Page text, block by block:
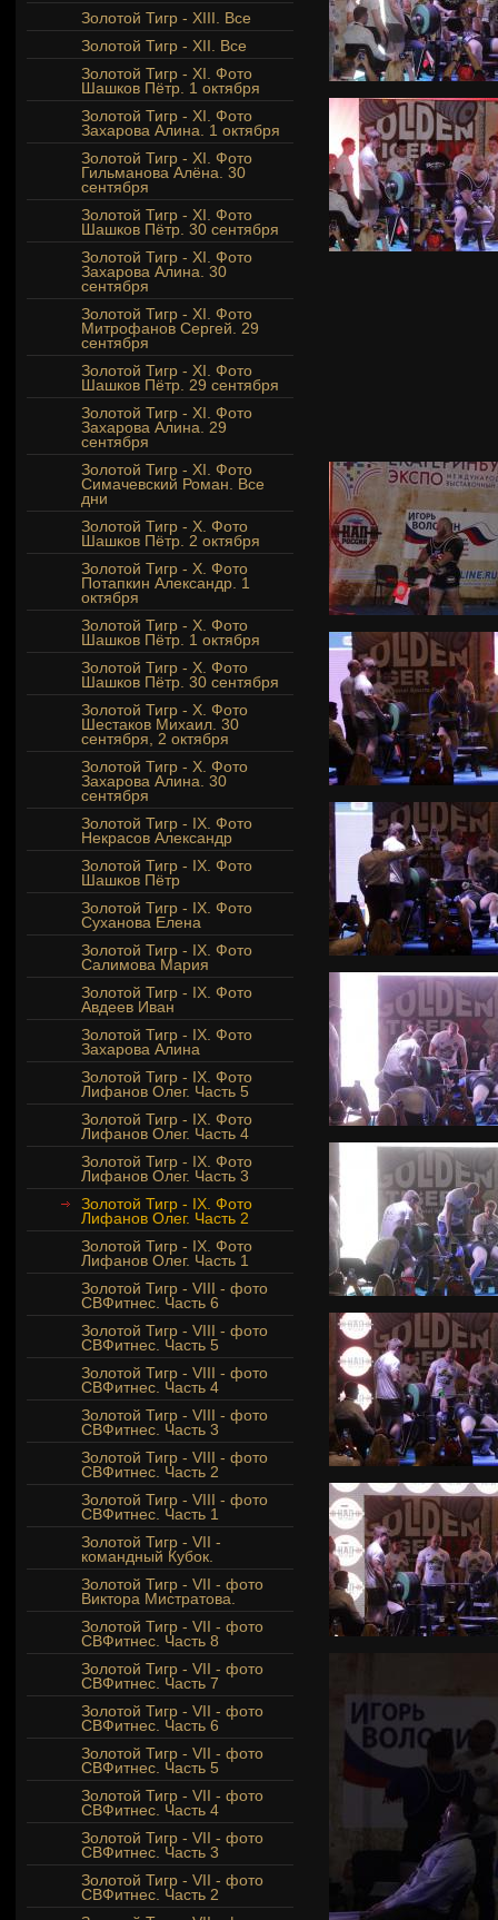
Золотой Тигр - XIII. Все
Золотой Тигр - XII. Все
Золотой Тигр - XI. Фото
Шашков Пётр. 1 октября
Золотой Тигр - XI. Фото
Захарова Алина. 1 октября
Золотой Тигр - XI. Фото
Гильманова Алёна. 30
сентября
Золотой Тигр - XI. Фото
Шашков Пётр. 30 сентября
Золотой Тигр - XI. Фото
Захарова Алина. 30
сентября
Золотой Тигр - XI. Фото
Митрофанов Сергей. 29
сентября
Золотой Тигр - XI. Фото
Шашков Пётр. 29 сентября
Золотой Тигр - XI. Фото
Захарова Алина. 29
сентября
Золотой Тигр - XI. Фото
Симачевский Роман. Все
дни
Золотой Тигр - Х. Фото
Шашков Пётр. 2 октября
Золотой Тигр - Х. Фото
Потапкин Александр. 1
октября
Золотой Тигр - Х. Фото
Шашков Пётр. 1 октября
Золотой Тигр - Х. Фото
Шашков Пётр. 30 сентября
Золотой Тигр - Х. Фото
Шестаков Михаил. 30
сентября, 2 октября
Золотой Тигр - X. Фото
Захарова Алина. 30
сентября
Золотой Тигр - IX. Фото
Некрасов Александр
Золотой Тигр - IX. Фото
Шашков Пётр
Золотой Тигр - IX. Фото
Суханова Елена
Золотой Тигр - IX. Фото
Салимова Мария
Золотой Тигр - IX. Фото
Авдеев Иван
Золотой Тигр - IX. Фото
Захарова Алина
Золотой Тигр - IX. Фото
Лифанов Олег. Часть 5
Золотой Тигр - IX. Фото
Лифанов Олег. Часть 4
Золотой Тигр - IX. Фото
Лифанов Олег. Часть 3
Золотой Тигр - IX. Фото
Лифанов Олег. Часть 2
Золотой Тигр - IX. Фото
Лифанов Олег. Часть 1
Золотой Тигр - VIII - фото
СВФитнес. Часть 6
Золотой Тигр - VIII - фото
СВФитнес. Часть 5
Золотой Тигр - VIII - фото
СВФитнес. Часть 4
Золотой Тигр - VIII - фото
СВФитнес. Часть 3
Золотой Тигр - VIII - фото
СВФитнес. Часть 2
Золотой Тигр - VIII - фото
СВФитнес. Часть 1
Золотой Тигр - VII -
командный Кубок.
Золотой Тигр - VII - фото
Виктора Мистратова.
Золотой Тигр - VII - фото
СВФитнес. Часть 8
Золотой Тигр - VII - фото
СВФитнес. Часть 7
Золотой Тигр - VII - фото
СВФитнес. Часть 6
Золотой Тигр - VII - фото
СВФитнес. Часть 5
Золотой Тигр - VII - фото
СВФитнес. Часть 4
Золотой Тигр - VII - фото
СВФитнес. Часть 3
Золотой Тигр - VII - фото
СВФитнес. Часть 2